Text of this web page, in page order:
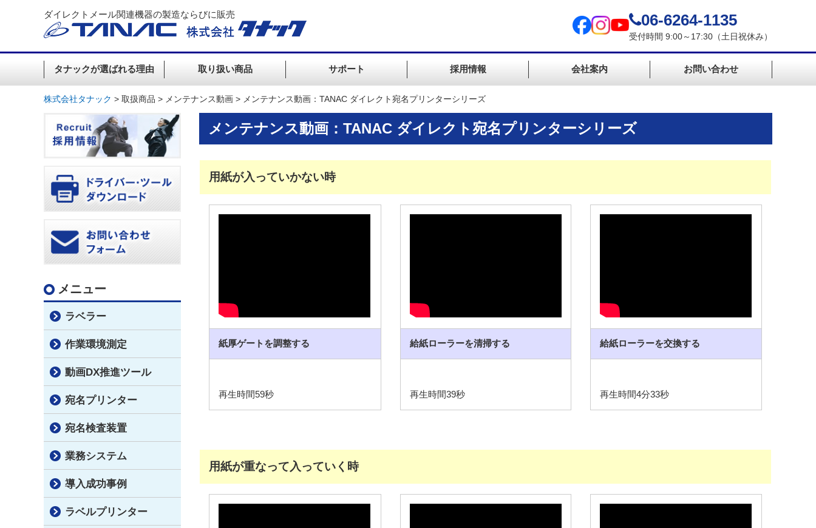
ダイレクトメール関連機器の製造ならびに販売 06-6264-1135
受付時間 9:00～17:30（土日祝休み）
タナックが選ばれる理由 取り扱い商品 サポート 採用情報 会社案内 お問い合わせ
株式会社タナック > 取扱商品 > メンテナンス動画 > メンテナンス動画：TANAC ダイレクト宛名プリンターシリーズ
メニュー
ラベラー
作業環境測定
動画DX推進ツール
宛名プリンター
宛名検査装置
業務システム
導入成功事例
ラベルプリンター
メンテナンス動画：TANAC ダイレクト宛名プリンターシリーズ
用紙が入っていかない時
紙厚ゲートを調整する
再生時間59秒
給紙ローラーを清掃する
再生時間39秒
給紙ローラーを交換する
再生時間4分33秒
用紙が重なって入っていく時